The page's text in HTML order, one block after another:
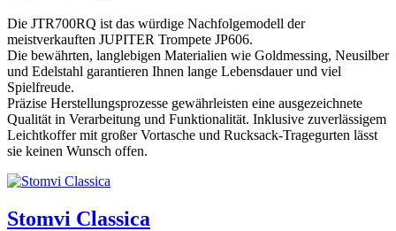
Die JTR700RQ ist das würdige Nachfolgemodell der
meistverkauften JUPITER Trompete JP606.
Die bewährten, langlebigen Materialien wie Goldmessing, Neusilber
und Edelstahl garantieren Ihnen lange Lebensdauer und viel
Spielfreude.
Präzise Herstellungsprozesse gewährleisten eine ausgezeichnete
Qualität in Verarbeitung und Funktionalität. Inklusive zuverlässigem
Leichtkoffer mit großer Vortasche und Rucksack-Tragegurten lässt
sie keinen Wunsch offen.
Stomvi Classica